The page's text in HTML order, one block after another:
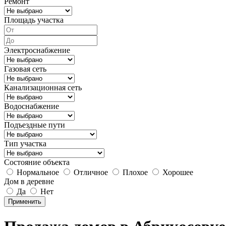
Площадь участка
Электроснабжение
Газовая сеть
Канализационная сеть
Водоснабжение
Подъездные пути
Тип участка
Состояние объекта
Нормальное
Отличное Плохое
Хорошее
Дом в деревне
Да
Нет
Применить